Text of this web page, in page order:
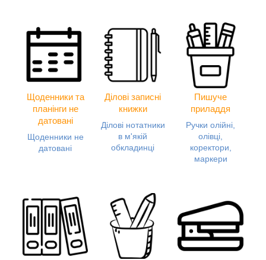
Щоденники та
планінги не
датовані
Щоденники не
датовані
Ділові записні
книжки
Ділові нотатники
в м'якій
обкладинці
Пишуче
приладдя
Ручки олійні,
олівці,
коректори,
маркери